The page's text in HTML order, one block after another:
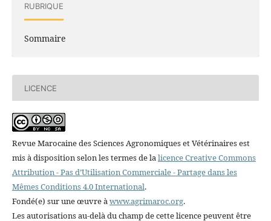
RUBRIQUE
Sommaire
LICENCE
Revue Marocaine des Sciences Agronomiques et Vétérinaires est
mis à disposition selon les termes de lalicence Creative Commons
Attribution - Pas d’Utilisation Commerciale - Partage dans les
Mêmes Conditions 4.0 International.
Fondé(e) sur une œuvre àwww.agrimaroc.org.
Les autorisations au-delà du champ de cette licence peuvent être